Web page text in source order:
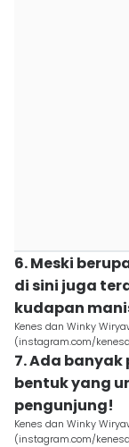
6. Meski
di sini juga
kudapan
Kenes dan Winky
(instagram.com/
7. Ada
bentuk yang
pengunjung!
Kenes dan Winky
(instagram.com/